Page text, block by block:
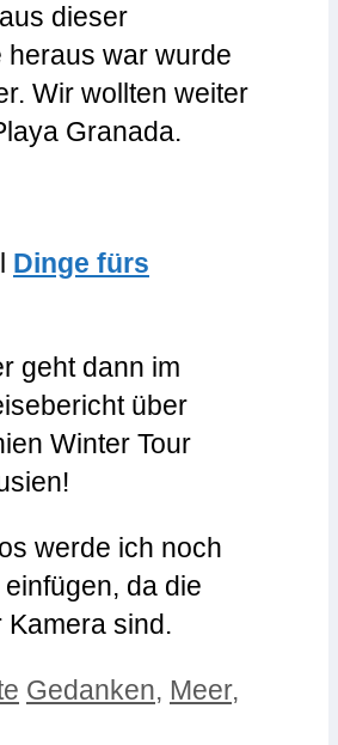
dieser
heraus war wurde
Wir wollten weiter
Granada.
Dinge fürs
geht dann im
über
Winter Tour
werde ich noch
da die
Kamera sind.
Schlagwörter
Gedanken, Meer,